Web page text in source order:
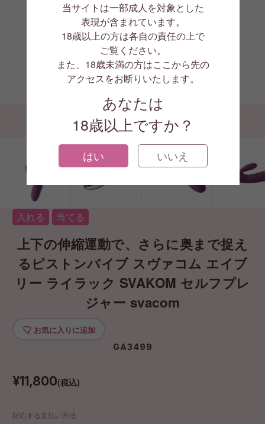
当サイトは一部成人を対象とした
表現が含まれています。
18歳以上の方は各自の責任の上で
ご覧ください。
また、18歳未満の方はここから先の
アクセスをお断りいたします。
あなたは
18歳以上ですか？
はい いいえ
1/5
入れる 当てる
上下の伸縮運動で、さらに奥まで捉え
るピストンバイブ スヴァコム エイブ
リー ライラック SVAKOM セルフプレ
ジャー svacom
お気に入りに追加
GA3499
¥11,800(税込)
対応する支払い方法